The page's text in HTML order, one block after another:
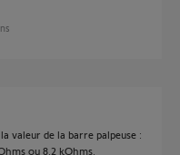
valeur de la barre palpeuse :
ou 8.2 kOhms.